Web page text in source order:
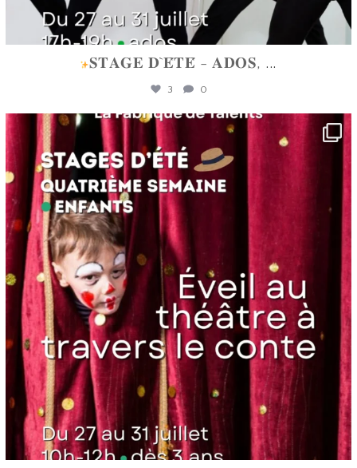
𝐒𝐓𝐀𝐆𝐄 𝐃`𝐄́𝐓𝐄́ - 𝐀𝐃𝐎𝐒, ...
3 0
lafabriquedetalents
Juin 16